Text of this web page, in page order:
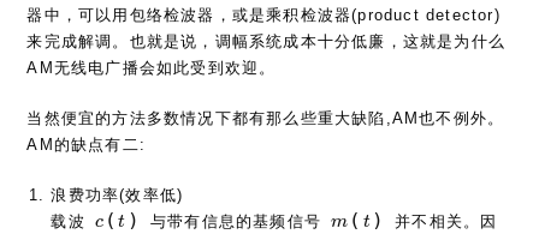
器中，可以用包络检波器，或是乘积检波器(product detector)
来完成解调。也就是说，调幅系统成本十分低廉，这就是为什么
AM无线电广播会如此受到欢迎。
当然便宜的方法多数情况下都有那么些重大缺陷,AM也不例外。
AM的缺点有二:
浪费功率(效率低)
载波
c(t)
c (t ) 与带有信息的基频信号 m(t)
m ( t )
并不相关。因